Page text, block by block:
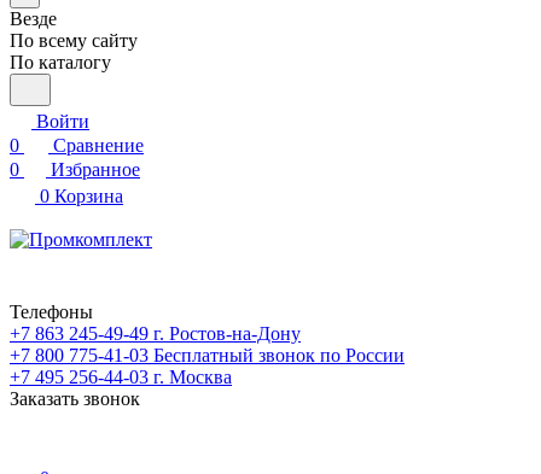
Везде
По всему сайту
По каталогу
Войти
0
Сравнение
0
Избранное
0 Корзина
Телефоны
+7 863 245-49-49 г. Ростов-на-Дону
+7 800 775-41-03 Бесплатный звонок по России
+7 495 256-44-03 г. Москва
Заказать звонок